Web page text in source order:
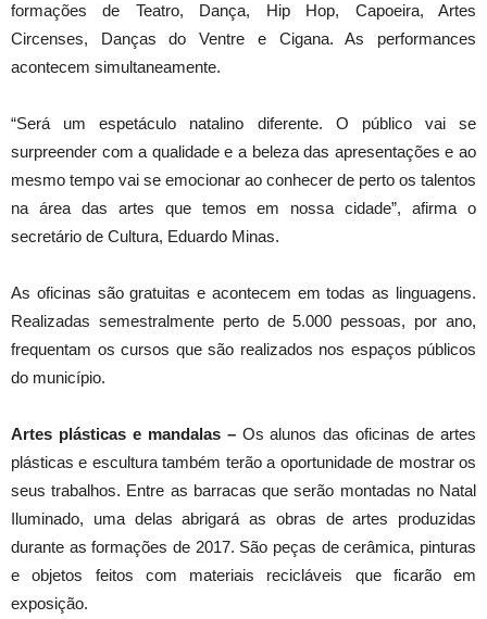
formações de Teatro, Dança, Hip Hop, Capoeira, Artes
Circenses, Danças do Ventre e Cigana. As performances
acontecem simultaneamente.
“Será um espetáculo natalino diferente. O público vai se
surpreender com a qualidade e a beleza das apresentações e ao
mesmo tempo vai se emocionar ao conhecer de perto os talentos
na área das artes que temos em nossa cidade”, afirma o
secretário de Cultura, Eduardo Minas.
As oficinas são gratuitas e acontecem em todas as linguagens.
Realizadas semestralmente perto de 5.000 pessoas, por ano,
frequentam os cursos que são realizados nos espaços públicos
do município.
Artes plásticas e mandalas –Os alunos das oficinas de artes
plásticas e escultura também terão a oportunidade de mostrar os
seus trabalhos. Entre as barracas que serão montadas no Natal
Iluminado, uma delas abrigará as obras de artes produzidas
durante as formações de 2017. São peças de cerâmica, pinturas
e objetos feitos com materiais recicláveis que ficarão em
exposição.